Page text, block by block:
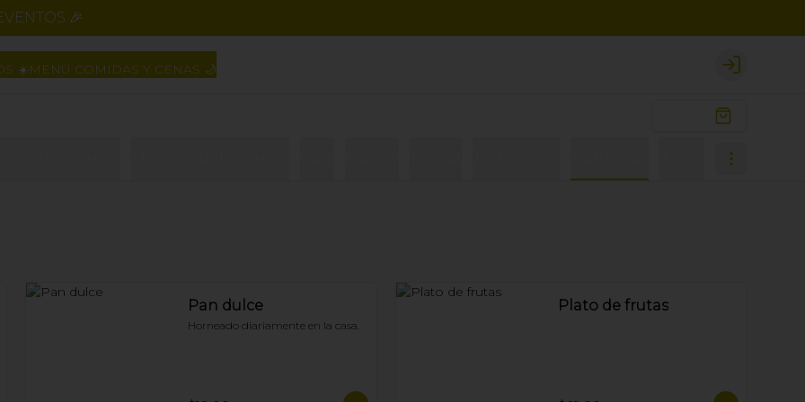
🎉
☀️MENÚ COMIDAS Y CENAS 🌙 Login
Pan dulce
Horneado diariamente en la casa.
Plato de frutas